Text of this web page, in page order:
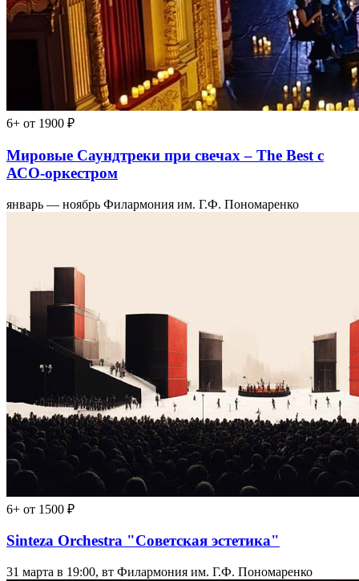
6+ от 1900 ₽
Мировые Саундтреки при свечах – The Best с
АСО-оркестром
январь — ноябрь Филармония им. Г.Ф. Пономаренко
6+ от 1500 ₽
Sinteza Orchestra "Советская эстетика"
31 марта в 19:00, вт Филармония им. Г.Ф. Пономаренко